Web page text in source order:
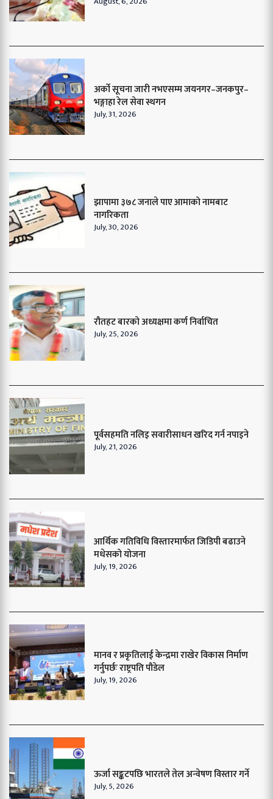
अर्को सूचना जारी नभएसम्म जयनगर–जनकपुर–
भङ्गाहा रेल सेवा स्थगन
July, 31, 2026
झापामा ३७८ जनाले पाए आमाको नामबाट
नागरिकता
July, 30, 2026
रौतहट बारको अध्यक्षमा कर्ण निर्वाचित
July, 25, 2026
पूर्वसहमति नलिइ सवारीसाधन खरिद गर्न नपाइने
July, 21, 2026
आर्थिक गतिविधि विस्तारमार्फत जिडिपी बढाउने
मधेसको योजना
July, 19, 2026
मानव र प्रकृतिलाई केन्द्रमा राखेर विकास निर्माण
गर्नुपर्छः राष्ट्रपति पौडेल
July, 19, 2026
ऊर्जा सङ्कटपछि भारतले तेल अन्वेषण विस्तार गर्ने
July, 5, 2026